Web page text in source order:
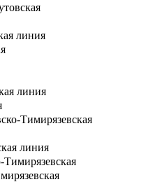
линия
линия
Тимирязевская
линия
Тимирязевская